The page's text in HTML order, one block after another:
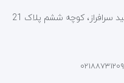
تهران، خیابان شهید بهشتی، خیابان شهید سرافراز، کوچه ششم پلاک 21
۰۲۱۸۸۷۳۱۲۰۹